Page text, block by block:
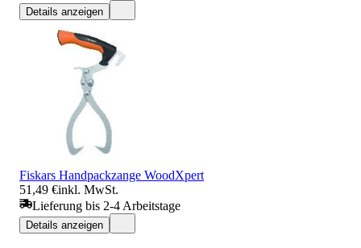
Details anzeigen
Fiskars Handpackzange WoodXpert
51,49 €inkl. MwSt.
Lieferung bis 2-4 Arbeitstage
Details anzeigen